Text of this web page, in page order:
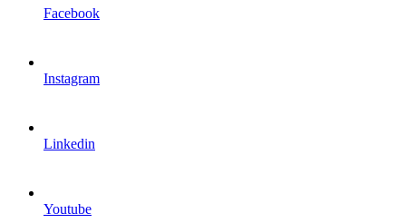
Facebook
Instagram
Linkedin
Youtube